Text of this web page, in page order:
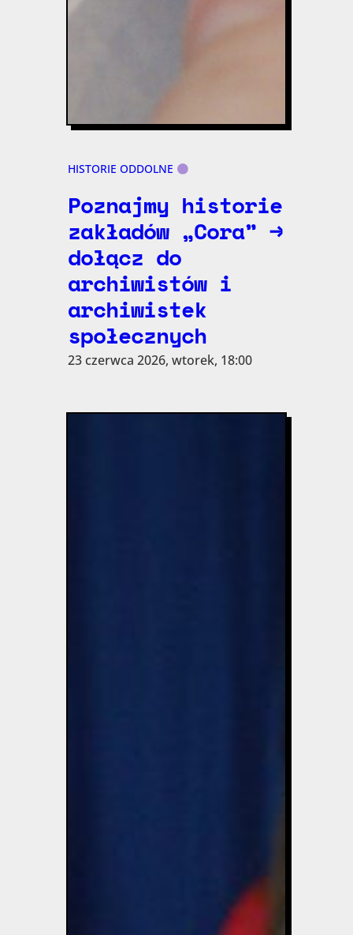
HISTORIE ODDOLNE
Poznajmy historie
zakładów „Cora” →
dołącz do
archiwistów i
archiwistek
społecznych
23 czerwca 2026, wtorek, 18:00